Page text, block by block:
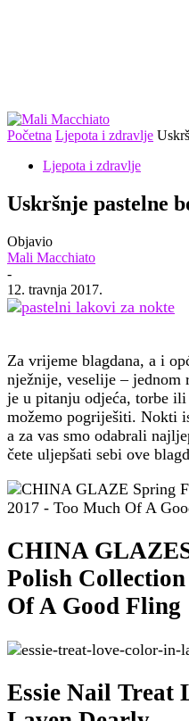
Početna Ljepota i zdravlje
Ljepota i zdravlje
Uskršnje pastelne
Objavio
Mali Macchiato
-
12. travnja 2017.
Za vrijeme blagdana, a i
nježnije, veselije –
je u pitanju odjeća, torbe
možemo pogriješiti. Nokti
a za vas smo odabrali
čete uljepšati sebi ove
CHINA GLAZE
Polish
Of A Good Fling
Essie Nail Treat